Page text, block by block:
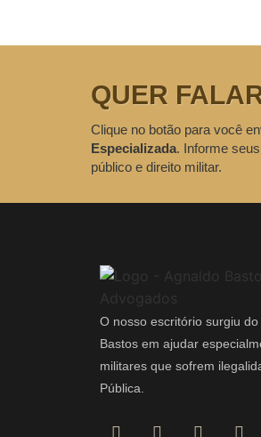
QUER
Clique no botão para você
Especializada. Informe
público e direito militar.
O nosso escritório surgiu
Bastos em ajudar
militares que sofrem
Pública.